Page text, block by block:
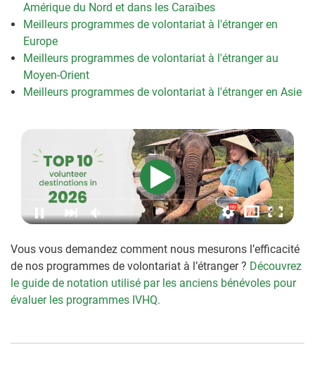
Amérique du Nord et dans les Caraïbes
Meilleurs programmes de volontariat à l'étranger en
Europe
Meilleurs programmes de volontariat à l'étranger au
Moyen-Orient
Meilleurs programmes de volontariat à l'étranger en Asie
Vous vous demandez comment nous mesurons l’efficacité
de nos programmes de volontariat à l’étranger ? Découvrez
le guide de notation utilisé par les anciens bénévoles pour
évaluer les programmes IVHQ.